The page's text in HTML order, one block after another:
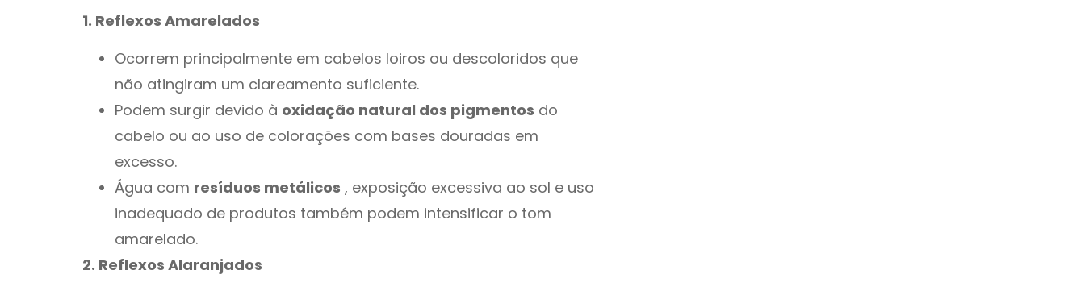
1. Reflexos Amarelados
Ocorrem principalmente em cabelos loiros ou descoloridos que
não atingiram um clareamento suficiente.
Podem surgir devido à oxidação natural dos pigmentos do
cabelo ou ao uso de colorações com bases douradas em
excesso.
Água com resíduos metálicos , exposição excessiva ao sol e uso
inadequado de produtos também podem intensificar o tom
amarelado.
2. Reflexos Alaranjados